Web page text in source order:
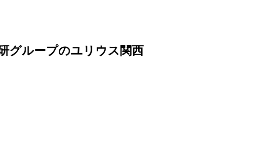
グループのユリウス関西